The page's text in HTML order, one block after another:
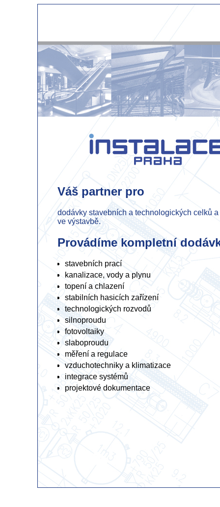
Váš partner pro
dodávky stavebních a technologických celků
ve výstavbě.
Provádíme kompletní
stavebních prací
kanalizace, vody a plynu
topení a chlazení
stabilních hasicích zařízení
technologických rozvodů
silnoproudu
fotovoltaiky
slaboproudu
měření a regulace
vzduchotechniky a klimatizace
integrace systémů
projektové dokumentace